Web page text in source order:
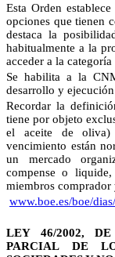
Esta Orden
opciones que tienen
destaca la
habitualmente a la
acceder a la
Se habilita a la
desarrollo y
Recordar la
tiene por objeto
el aceite de oliva)
vencimiento están
un mercado
compense o
miembros comprador
www.boe.es/boe/
LEY 46/2002,
PARCIAL DE